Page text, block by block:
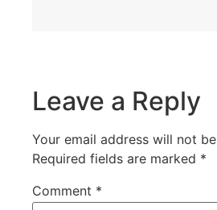
Leave a Reply
Your email address will not
Required fields are marked *
Comment *